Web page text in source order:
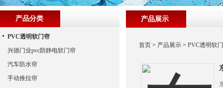
产品展示
首页 > 产品展示 >PVC透明软
产品分类
PVC透明软门帘
兴德门业pvc防静电软门帘
汽车防水帘
手动推拉帘